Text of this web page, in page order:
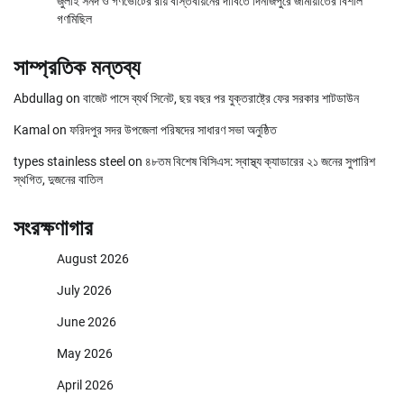
গণমিছিল
সাম্প্রতিক মন্তব্য
Abdullag on বাজেট পাসে ব্যর্থ সিনেট, ছয় বছর পর যুক্তরাষ্ট্রে ফের সরকার শাটডাউন
Kamal on ফরিদপুর সদর উপজেলা পরিষদের সাধারণ সভা অনুষ্ঠিত
types stainless steel on ৪৮তম বিশেষ বিসিএস: স্বাস্থ্য ক্যাডারের ২১ জনের সুপারিশ
স্থগিত, দুজনের বাতিল
সংরক্ষণাগার
August 2026
July 2026
June 2026
May 2026
April 2026